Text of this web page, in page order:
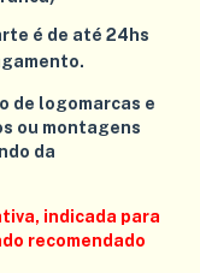
é de até 24hs
de logomarcas e
ou montagens
da
indicada para
recomendado